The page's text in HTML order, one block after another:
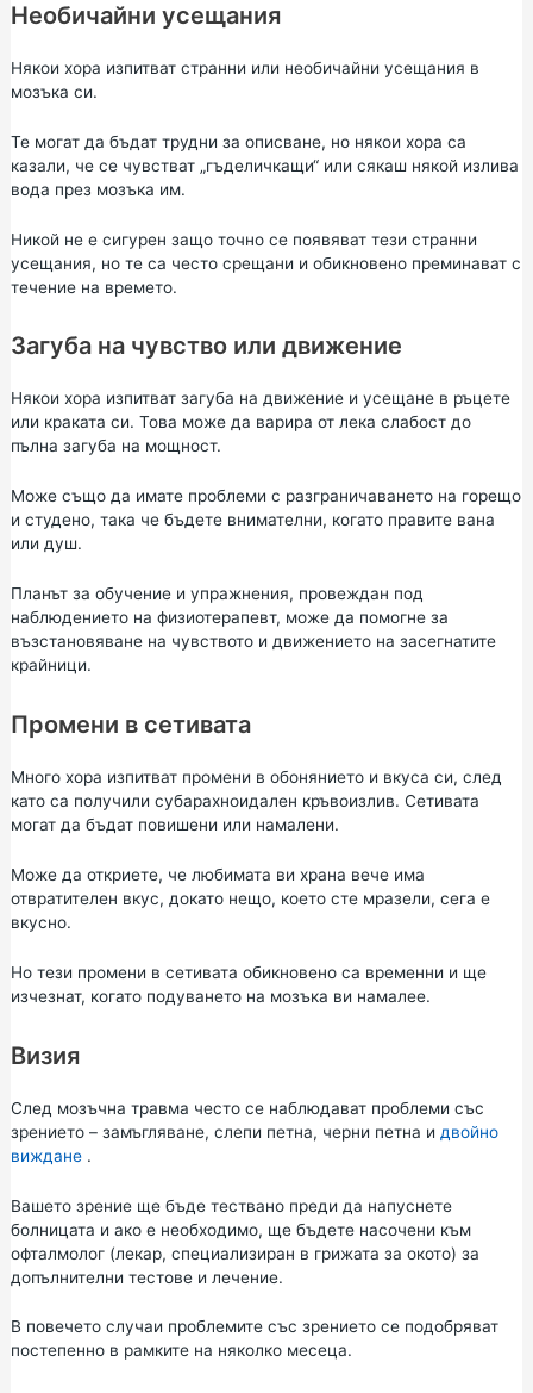
Необичайни усещания
Някои хора изпитват странни или необичайни усещания в
мозъка си.
Те могат да бъдат трудни за описване, но някои хора са
казали, че се чувстват „гъделичкащи“ или сякаш някой излива
вода през мозъка им.
Никой не е сигурен защо точно се появяват тези странни
усещания, но те са често срещани и обикновено преминават с
течение на времето.
Загуба на чувство или движение
Някои хора изпитват загуба на движение и усещане в ръцете
или краката си. Това може да варира от лека слабост до
пълна загуба на мощност.
Може също да имате проблеми с разграничаването на горещо
и студено, така че бъдете внимателни, когато правите вана
или душ.
Планът за обучение и упражнения, провеждан под
наблюдението на физиотерапевт, може да помогне за
възстановяване на чувството и движението на засегнатите
крайници.
Промени в сетивата
Много хора изпитват промени в обонянието и вкуса си, след
като са получили субарахноидален кръвоизлив. Сетивата
могат да бъдат повишени или намалени.
Може да откриете, че любимата ви храна вече има
отвратителен вкус, докато нещо, което сте мразели, сега е
вкусно.
Но тези промени в сетивата обикновено са временни и ще
изчезнат, когато подуването на мозъка ви намалее.
Визия
След мозъчна травма често се наблюдават проблеми със
зрението – замъгляване, слепи петна, черни петна и двойно
виждане.
Вашето зрение ще бъде тествано преди да напуснете
болницата и ако е необходимо, ще бъдете насочени към
офталмолог (лекар, специализиран в грижата за окото) за
допълнителни тестове и лечение.
В повечето случаи проблемите със зрението се подобряват
постепенно в рамките на няколко месеца.